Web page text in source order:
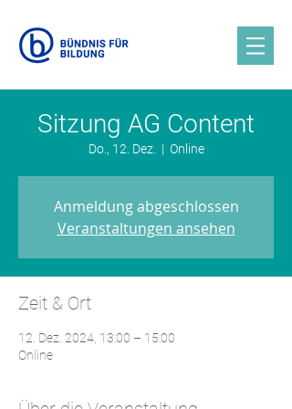
Sitzung AG Content
Do., 12. Dez.
  |
Online
Anmeldung abgeschlossen
Veranstaltungen ansehen
Zeit & Ort
12. Dez. 2024, 13:00 – 15:00
Online